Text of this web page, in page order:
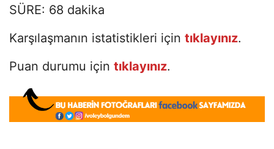
SÜRE: 68 dakika
Karşılaşmanın istatistikleri için tıklayınız.
Puan durumu için tıklayınız.